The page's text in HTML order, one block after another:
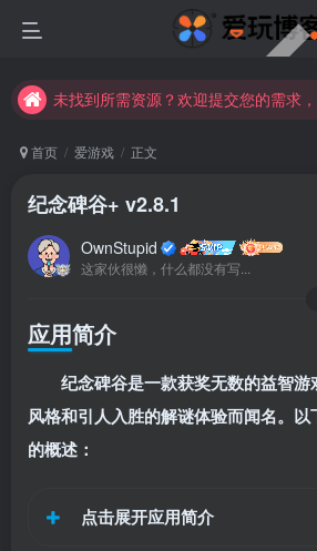
未找到所需资源？欢迎提交您的需求
苹果手机用户没有巨魔商店的点击此
未找到所需资源？欢迎提交您的需求
首页 爱游戏 正文
纪念碑谷+ v2.8.1
OwnStupid
这家伙很懒，什么都没有写...
应用简介
纪念碑谷是一款获奖无数的益智
风格和引人入胜的解谜体验而闻名。
的概述：
点击展开应用简介
扫码登录